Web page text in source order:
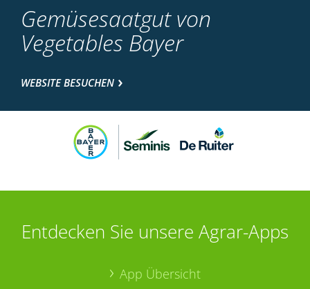
Gemüsesaatgut von
Vegetables Bayer
WEBSITE BESUCHEN
Entdecken Sie unsere Agrar-Apps
App Übersicht